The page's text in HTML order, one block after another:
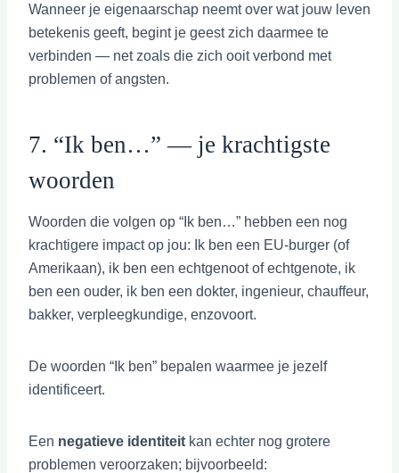
Wanneer je eigenaarschap neemt over wat jouw leven
betekenis geeft, begint je geest zich daarmee te
verbinden — net zoals die zich ooit verbond met
problemen of angsten.
7. “Ik ben…” — je krachtigste
woorden
Woorden die volgen op “Ik ben…” hebben een nog
krachtigere impact op jou: Ik ben een EU-burger (of
Amerikaan), ik ben een echtgenoot of echtgenote, ik
ben een ouder, ik ben een dokter, ingenieur, chauffeur,
bakker, verpleegkundige, enzovoort.
De woorden “Ik ben” bepalen waarmee je jezelf
identificeert.
Een negatieve identiteit kan echter nog grotere
problemen veroorzaken; bijvoorbeeld: